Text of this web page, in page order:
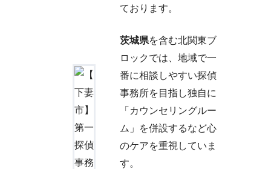
ております。
茨城県を含む北関東ブ
ロックでは、地域で一
番に相談しやすい探偵
事務所を目指し独自に
「カウンセリングルー
ム」を併設するなど心
のケアを重視していま
す。